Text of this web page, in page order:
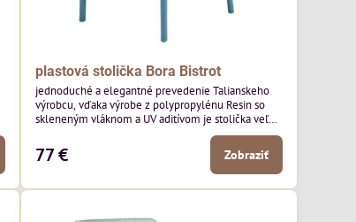
plastová stolička Bora Bistrot
jednoduché a elegantné prevedenie Talianskeho
výrobcu, vďaka výrobe z polypropylénu Resin so
skleneným vláknom a UV aditívom je stolička veľmi
odolná, s vysokou nosnosťou. Vhodná do reštaurácií
a kavi
77 € Zobraziť